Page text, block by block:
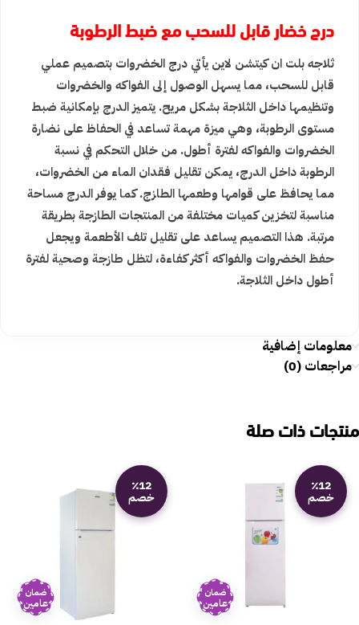
درج خضار قابل للسحب مع ضبط الرطوبة
ثلاجه بلت ان كيتشن لاين يأتي درج الخضروات بتصميم عملي
قابل للسحب، مما يسهل الوصول إلى الفواكه والخضروات
وتنظيمها داخل الثلاجة بشكل مريح. يتميز الدرج بإمكانية ضبط
مستوى الرطوبة، وهي ميزة مهمة تساعد في الحفاظ على نضارة
الخضروات والفواكه لفترة أطول. من خلال التحكم في نسبة
الرطوبة داخل الدرج، يمكن تقليل فقدان الماء من الخضروات،
مما يحافظ على قوامها وطعمها الطازج. كما يوفر الدرج مساحة
مناسبة لتخزين كميات مختلفة من المنتجات الطازجة بطريقة
مرتبة. هذا التصميم يساعد على تقليل تلف الأطعمة ويجعل
حفظ الخضروات والفواكه أكثر كفاءة، لتظل طازجة وصحية لفترة
أطول داخل الثلاجة.
معلومات إضافية
مراجعات (0)
منتجات ذات صلة
٪12
خصم
ضمان
عامين
٪12
خصم
ضمان
عامين